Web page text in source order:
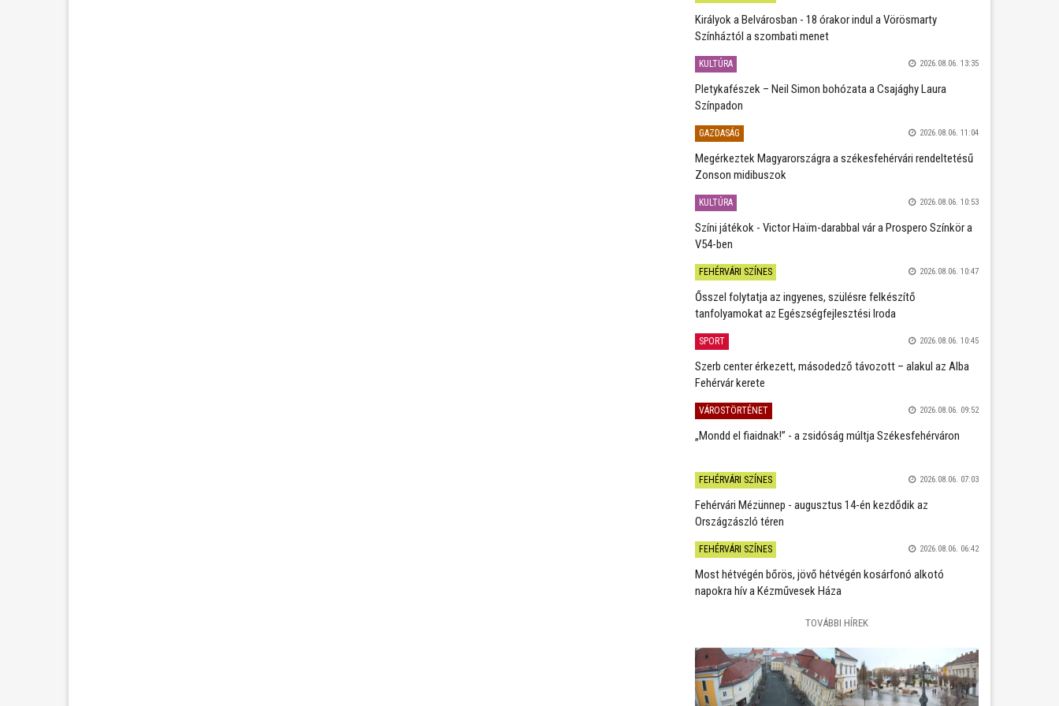
Királyok a Belvárosban - 18 órakor indul a Vörösmarty
Színháztól a szombati menet
KULTÚRA 2026.08.06. 13:35
Pletykafészek – Neil Simon bohózata a Csajághy Laura
Színpadon
GAZDASÁG 2026.08.06. 11:04
Megérkeztek Magyarországra a székesfehérvári rendeltetésű
Zonson midibuszok
KULTÚRA 2026.08.06. 10:53
Színi játékok - Victor Haïm-darabbal vár a Prospero Színkör a
V54-ben
FEHÉRVÁRI SZÍNES 2026.08.06. 10:47
Ősszel folytatja az ingyenes, szülésre felkészítő
tanfolyamokat az Egészségfejlesztési Iroda
SPORT 2026.08.06. 10:45
Szerb center érkezett, másodedző távozott – alakul az Alba
Fehérvár kerete
VÁROSTÖRTÉNET 2026.08.06. 09:52
„Mondd el fiaidnak!” - a zsidóság múltja Székesfehérváron
FEHÉRVÁRI SZÍNES 2026.08.06. 07:03
Fehérvári Mézünnep - augusztus 14-én kezdődik az
Országzászló téren
FEHÉRVÁRI SZÍNES 2026.08.06. 06:42
Most hétvégén bőrös, jövő hétvégén kosárfonó alkotó
napokra hív a Kézművesek Háza
TOVÁBBI HÍREK